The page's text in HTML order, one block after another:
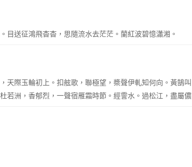
目送征鴻飛杳杳，思隨流水去茫茫。蘭紅波碧憶瀟湘。
天際玉輪初上。扣舷歌，聯極望，槳聲伊軋知何向。黃鵠
若洲，香郁烈，一聲宿雁霜時節。經霅水。過松江，盡屬儂